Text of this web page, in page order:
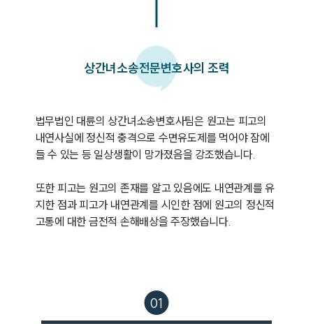
상간녀소송전문변호사의 조력
법무법인 대륜의 상간녀소송변호사팀은 원고는 피고의
내연사실에 정신적 충격으로 수면유도제를 먹어야 잠에
들 수 있는 등 일상생활이 망가졌음을 강조했습니다.
또한 피고는 원고의 존재를 알고 있음에도 내연관계를 유
지한 점과 피고가 내연관계를 시인한 점에 원고의 정신적
고통에 대한 금전적 손해배상을 주장했습니다.